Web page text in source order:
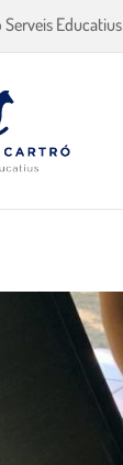
Educatius